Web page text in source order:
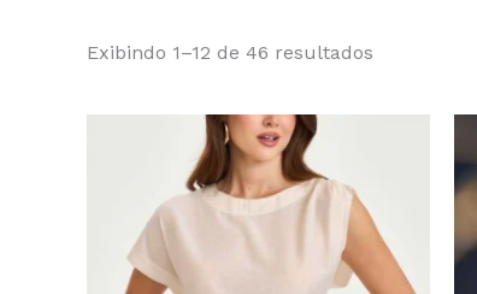
Exibindo 1–12 de 46 resultados